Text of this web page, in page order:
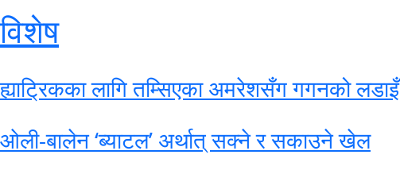
विशेष
ह्याट्रिकका लागि तम्सिएका अमरेशसँग गगनको लडाइँ
ओली-बालेन ‘ब्याटल’ अर्थात् सक्ने र सकाउने खेल